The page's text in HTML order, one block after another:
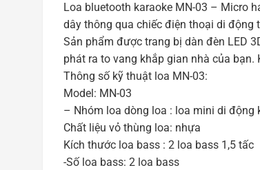
Loa bluetooth karaoke MN-03 – Micro
dây thông qua chiếc điện thoại di động
Sản phẩm được trang bị dàn đèn LED
phát ra to vang khắp gian nhà của
Thông số kỹ thuật loa MN-03:
Model: MN-03
– Nhóm loa dòng loa : loa mini di động
Chất liệu vỏ thùng loa: nhựa
Kích thước loa bass : 2 loa bass 1,5 tấc
-Số loa bass: 2 loa bass